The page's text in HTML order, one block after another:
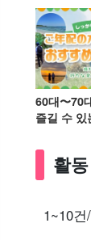
키섬⇄이리
당일 예
플랜
60대〜70
즐길 수 있
활
1~10